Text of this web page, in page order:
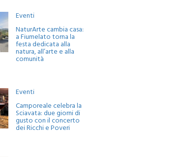
Eventi
NaturArte cambia casa:
a Fiumelato torna la
festa dedicata alla
natura, all’arte e alla
comunità
Eventi
Camporeale celebra la
Sciavata: due giorni di
gusto con il concerto
dei Ricchi e Poveri